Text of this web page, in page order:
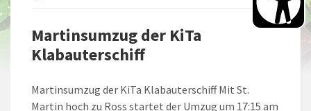
Martinsumzug der KiTa
Klabauterschiff
Martinsumzug der KiTa Klabauterschiff Mit St.
Martin hoch zu Ross startet der Umzug um 17:15 am